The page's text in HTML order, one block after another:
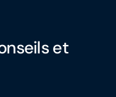
et